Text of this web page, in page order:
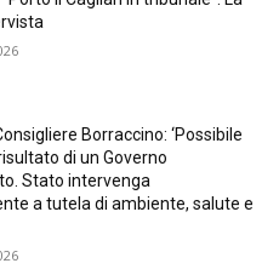
Borraccino: ‘Possibile
di un Governo
Stato intervenga
a tutela di ambiente, salute e